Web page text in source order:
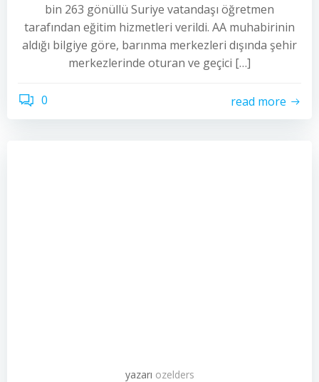
bin 263 gönüllü Suriye vatandaşı öğretmen
tarafından eğitim hizmetleri verildi. AA muhabirinin
aldığı bilgiye göre, barınma merkezleri dışında şehir
merkezlerinde oturan ve geçici […]
0 read more
yazarı ozelders